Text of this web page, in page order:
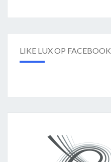
LIKE LUX OP FACEBOOK